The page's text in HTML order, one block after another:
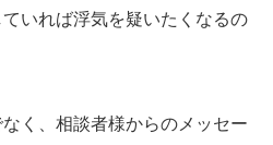
いれば浮気を疑いたくなるの
く、相談者様からのメッセー